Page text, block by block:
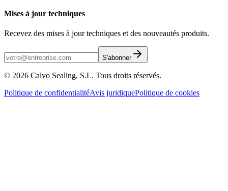
Mises à jour techniques
Recevez des mises à jour techniques et des nouveautés produits.
S'abonner
© 2026 Calvo Sealing, S.L. Tous droits réservés.
Politique de confidentialitéAvis juridiquePolitique de cookies